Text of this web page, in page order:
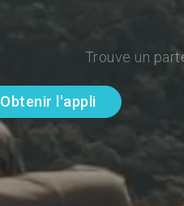
Trouve un
Obtenir l'appli